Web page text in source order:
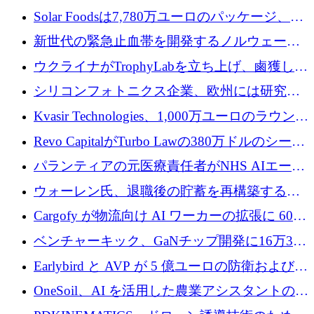
3 億 2,000 万ドルを調達、米国に投資
Solar Foodsは7,780万ユーロのパッケージ、5
億ユーロの防衛および二重用途成長基金EDM
を開始、ヨーロッパのシリコンフォトニクス
に警告
新世代の緊急止血帯を開発するノルウェーの
スタートアップ企業を紹介する
ウクライナがTrophyLabを立ち上げ、鹵獲した
ロシア兵器を戦場の研究開発プラットフォー
ムに変える
シリコンフォトニクス企業、欧州には研究を
商業的に成功させるためのインフラが不足し
Kvasir Technologies、1,000万ユーロのラウンド
で成長を促進
Revo CapitalがTurbo Lawの380万ドルのシード
ラウンドを主導し、訴訟プラットフォームを
パランティアの元医療責任者がNHS AIエージ
ェントの立ち上げに1,000万ポンドを調達
ウォーレン氏、退職後の貯蓄を再構築するた
めに1,000万ユーロを調達
Cargofy が物流向け AI ワーカーの拡張に 600
万ドルを獲得
ベンチャーキック、GaNチップ開発に16万3千
ユーロでMinisaを支援
Earlybird と AVP が 5 億ユーロの防衛および二
重用途の成長基金である E2D を立ち上げる
OneSoil、AI を活用した農業アシスタントの拡
大に​​ 100 万ユーロを確保